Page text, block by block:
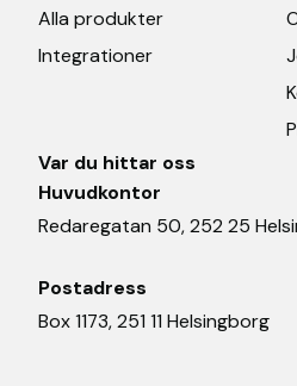
Alla produkter
Integrationer
Var du hittar oss
Huvudkontor
Redaregatan 50, 252 25
Postadress
Box 1173, 251 11 Helsingborg